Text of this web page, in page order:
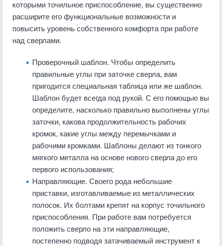
которыми точильное приспособление, вы существенно
расширите его функциональные возможности и
повысить уровень собственного комфорта при работе
над сверлами.
Проверочный шаблон. Чтобы определить
правильные углы при заточке сверла, вам
пригодится специальная таблица или же шаблон.
Шаблон будет всегда под рукой. С его помощью вы
определите, насколько правильно выполнены углы
заточки, какова продолжительность рабочих
кромок, какие углы между перемычками и
рабочими кромками. Шаблоны делают из тонкого
мягкого металла на основе нового сверла до его
первого использования;
Направляющие. Своего рода небольшие
приставки, изготавливаемые из металлических
полосок. Их болтами крепят на корпус точильного
приспособления. При работе вам потребуется
положить сверло на эти направляющие,
постепенно подводя затачиваемый инструмент к